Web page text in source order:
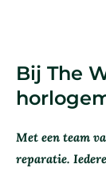
Bij The
Met een team
reparatie.